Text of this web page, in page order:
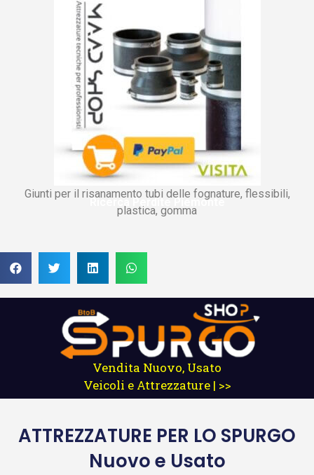
Giunti per il risanamento tubi delle fognature, flessibili,
plastica, gomma
Ricerca Perdite Piemonte
Vendita Nuovo, Usato
Veicoli e Attrezzature | >>
ATTREZZATURE PER LO SPURGO
Nuovo e Usato